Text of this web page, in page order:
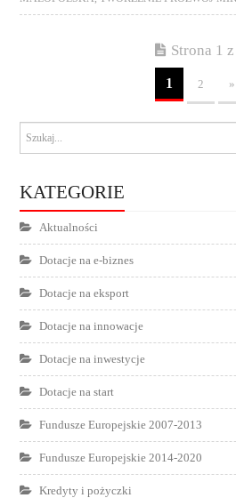
MIKROKONSULTING
PISANIE
TWORZENIE I ROZWÓJ
1
KATEGORIE
Aktualności
Dotacje na e-biznes
Dotacje na eksport
Dotacje na innowacje
Dotacje na inwestycje
Dotacje na start
Fundusze Europejskie 2007-2013